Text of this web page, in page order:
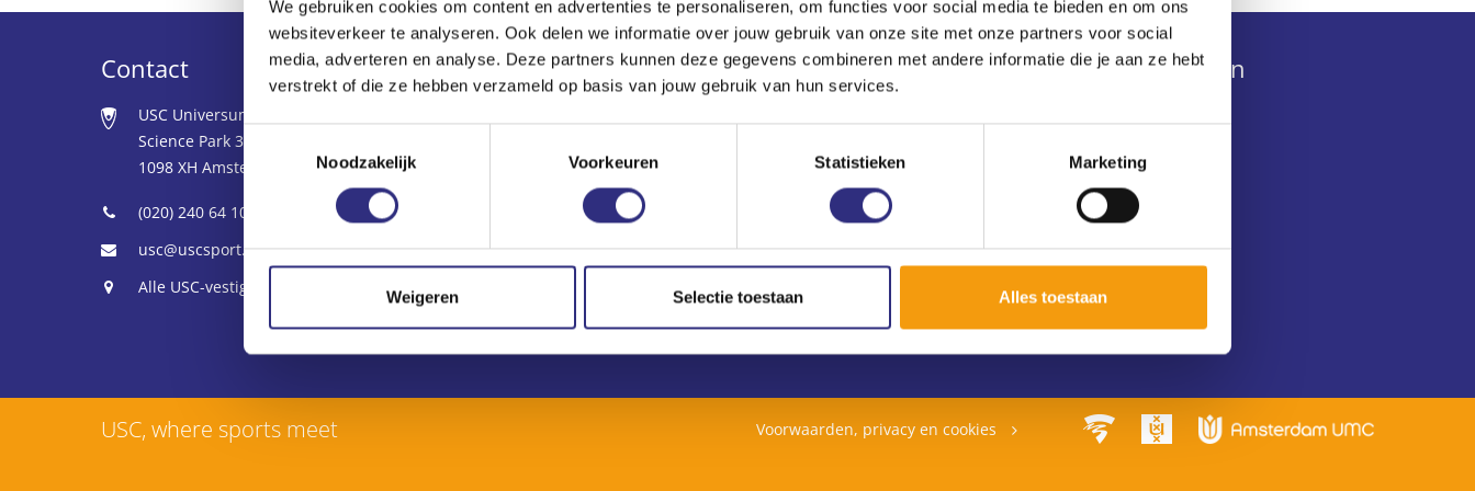
We gebruiken cookies om content en advertenties te personaliseren, om functies voor social media te bieden en om ons
websiteverkeer te analyseren. Ook delen we informatie over jouw gebruik van onze site met onze partners voor social
media, adverteren en analyse. Deze partners kunnen deze gegevens combineren met andere informatie die je aan ze hebt
verstrekt of die ze hebben verzameld op basis van jouw gebruik van hun services.
Noodzakelijk
Voorkeuren Statistieken Marketing
Weigeren Selectie toestaan Alles toestaan
Contact
USC Universum
Science Park 306
1098 XH Amsterdam
(020) 240 64 10
usc@uscsport.nl
Alle USC-vestigingen
Nieuwsbrief Abonnement herroepen
Herroepingsformulier
USC, where sports meet Voorwaarden, privacy en cookies